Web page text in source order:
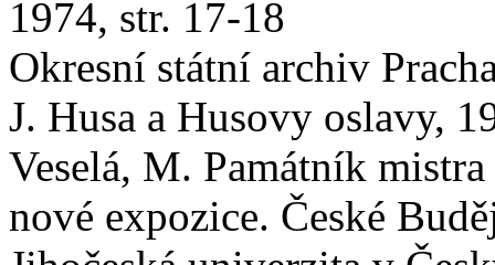
1974, str. 17-18
Okresní státní archiv
J. Husa a Husovy oslavy,
Veselá, M. Památník
nové expozice. České